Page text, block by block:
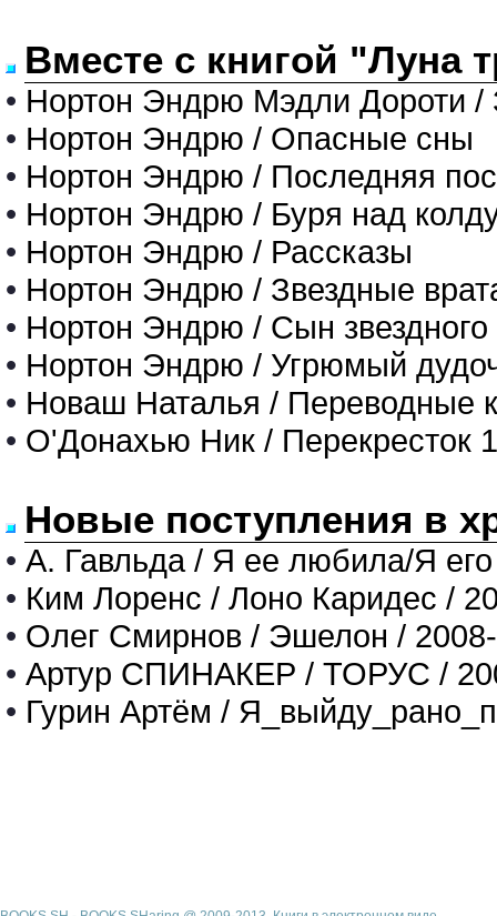
Вместе с книгой "Луна
• Нортон Эндрю Мэдли Дороти /
• Нортон Эндрю / Опасные сны
• Нортон Эндрю / Последняя
• Нортон Эндрю / Буря над
• Нортон Эндрю / Рассказы
• Нортон Эндрю / Звездные
• Нортон Эндрю / Сын звездного
• Нортон Эндрю / Угрюмый
• Новаш Наталья / Переводные
• О'Донахью Ник / Перекресток
Новые поступления в
• А. Гавльда / Я ее любила/Я
• Ким Лоренс / Лоно Каридес /
• Олег Смирнов / Эшелон /
• Артур СПИНАКЕР / ТОРУС /
• Гурин Артём /